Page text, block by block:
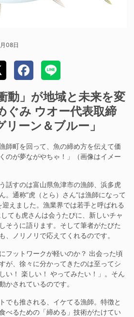
08日
動」が地域と未来を変
み ウオー代表取締
ーン＆ブルー」
師町を回って、魚の締め方を伝えて価
のが夢ながやちゃ！」（画像はイメー
話すのは富山県魚津市の漁師、浜多虎
。通称”虎（とら）さん”は漁師になって
えました。漁業界では若手と呼ばれる
ても虎さんは会うたびに、新しいチャ
そうに語ります。そして筆者がたびた
、ノリノリで応えてくれるのです。
フットワークが軽いのか？ 出会った頃
が、徐々に分かってきたのは至ってシ
い！ 楽しい！ やってみたい！」。そん
かされているのです。
でも推される、イケてる漁師。特徴と
べるための「締める」技術がたけてい